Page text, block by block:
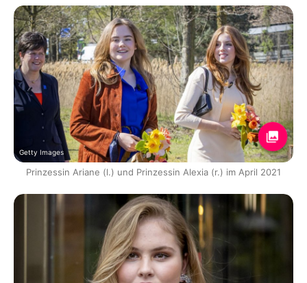
Getty Images
Prinzessin Ariane (l.) und Prinzessin Alexia (r.) im April 2021